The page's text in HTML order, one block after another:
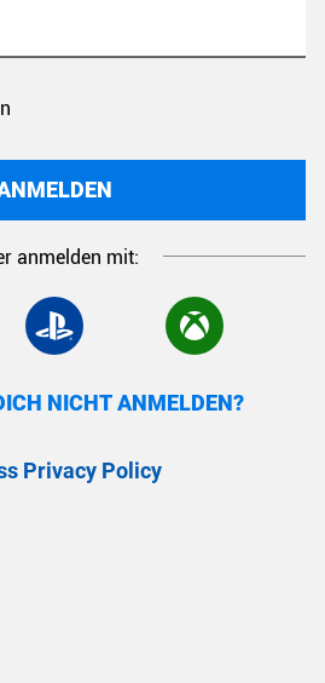
anmelden mit:
NICHT ANMELDEN?
Privacy Policy